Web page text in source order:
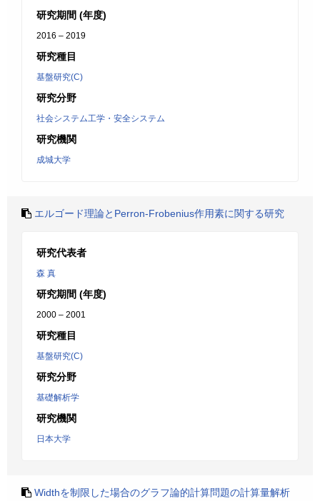
研究期間 (年度)
2016 – 2019
研究種目
基盤研究(C)
研究分野
社会システム工学・安全システム
研究機関
成城大学
エルゴード理論とPerron-Frobenius作用素に関する研究
研究代表者
森 真
研究期間 (年度)
2000 – 2001
研究種目
基盤研究(C)
研究分野
基礎解析学
研究機関
日本大学
Widthを制限した場合のグラフ論的計算問題の計算量解析